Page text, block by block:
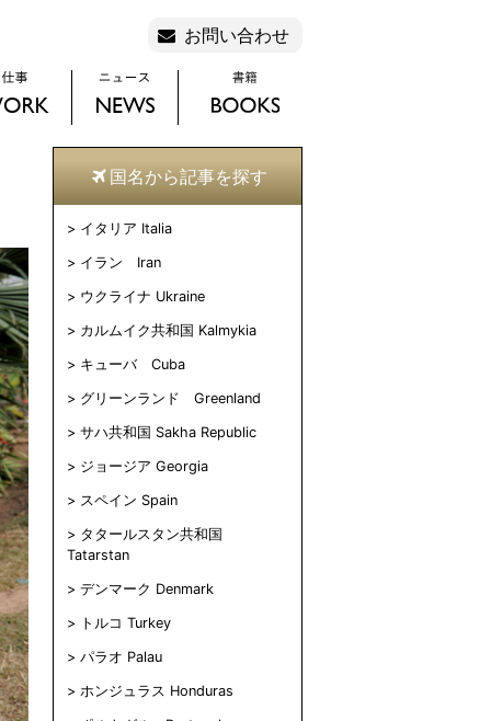
お問い合わせ
国名から記事を探す
イタリア Italia
イラン Iran
ウクライナ Ukraine
カルムイク共和国 Kalmykia
キューバ Cuba
グリーンランド Greenland
サハ共和国 Sakha Republic
ジョージア Georgia
スペイン Spain
タタールスタン共和国
Tatarstan
デンマーク Denmark
トルコ Turkey
パラオ Palau
ホンジュラス Honduras